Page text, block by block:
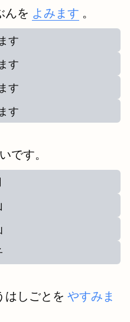
んを よみます 。
す
す
す
す
です。
はしごとを やすみま